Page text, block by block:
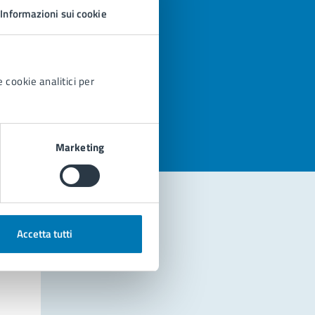
Informazioni sui cookie
cookie analitici per
Marketing
Accetta tutti